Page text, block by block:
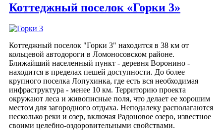
Коттеджный поселок «Горки 3»
Коттеджный поселок "Горки 3" находится в 38 км от
кольцевой автодороги в Ломоносовском районе.
Ближайший населенный пункт - деревня Воронино -
находится в пределах пешей доступности. До более
крупного поселка Лопухинка, где есть вся необходимая
инфраструктура - менее 10 км. Территорию проекта
окружают леса и живописные поля, что делает ее хорошим
местом для загородного отдыха. Неподалеку располагаются
несколько реки и озер, включая Радоновое озеро, известное
своими целебно-оздоровительными свойствами.